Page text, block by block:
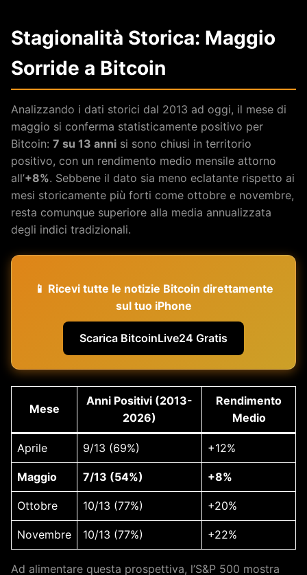
Stagionalità Storica: Maggio
Sorride a Bitcoin
Analizzando i dati storici dal 2013 ad oggi, il mese di
maggio si conferma statisticamente positivo per
Bitcoin: 7 su 13 anni si sono chiusi in territorio
positivo, con un rendimento medio mensile attorno
all’+8%. Sebbene il dato sia meno eclatante rispetto ai
mesi storicamente più forti come ottobre e novembre,
resta comunque superiore alla media annualizzata
degli indici tradizionali.
📱 Ricevi tutte le notizie Bitcoin direttamente
sul tuo iPhone
Scarica BitcoinLive24 Gratis
Mese
Anni Positivi (2013-
2026)
Rendimento
Medio
Aprile 9/13 (69%) +12%
Maggio 7/13 (54%) +8%
Ottobre 10/13 (77%) +20%
Novembre 10/13 (77%) +22%
Ad alimentare questa prospettiva, l’S&P 500 mostra